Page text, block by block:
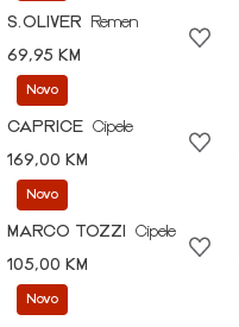
S.OLIVER
Remen
69,95 KM
Novo
CAPRICE Cipele
169,00 KM
Novo
MARCO TOZZI
Cipele
105,00 KM
Novo